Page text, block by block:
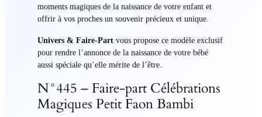
moments magiques de la naissance de votre enfant et
offrir à vos proches un souvenir précieux et unique.
Univers & Faire-Partvous propose ce modèle exclusif
pour rendre l’annonce de la naissance de votre bébé
aussi spéciale qu’elle mérite de l’être.
N°445 – Faire-part Célébrations
Magiques Petit Faon Bambi